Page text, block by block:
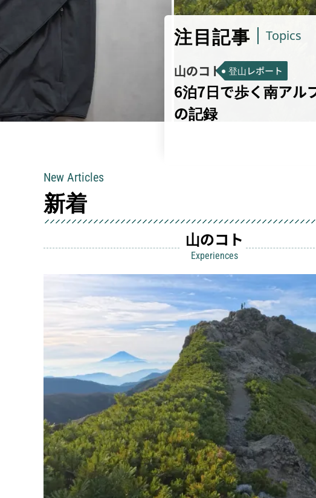
注目記事 Topics
山のコト 登山レポート
6泊7日で歩く南アル
の記録
New Articles
新着
山のコト
Experiences